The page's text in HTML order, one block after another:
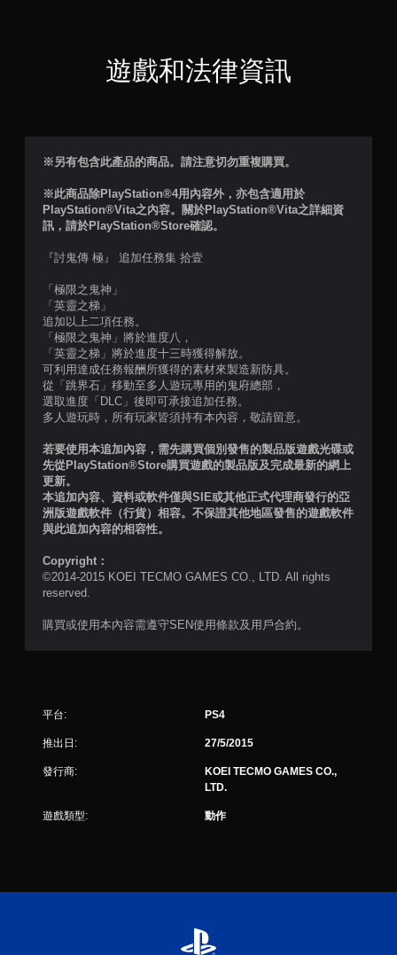
遊戲和法律資訊
※另有包含此產品的商品。請注意切勿重複購買。
※此商品除PlayStation®4用內容外，亦包含適用於
PlayStation®Vita之內容。關於PlayStation®Vita之詳細資
訊，請於PlayStation®Store確認。
『討鬼傳 極』 追加任務集 拾壹
「極限之鬼神」
「英靈之梯」
追加以上二項任務。
「極限之鬼神」將於進度八，
「英靈之梯」將於進度十三時獲得解放。
可利用達成任務報酬所獲得的素材來製造新防具。
從「跳界石」移動至多人遊玩專用的鬼府總部，
選取進度「DLC」後即可承接追加任務。
多人遊玩時，所有玩家皆須持有本內容，敬請留意。
若要使用本追加內容，需先購買個別發售的製品版遊戲光碟或
先從PlayStation®Store購買遊戲的製品版及完成最新的網上
更新。
本追加內容、資料或軟件僅與SIE或其他正式代理商發行的亞
洲版遊戲軟件（行貨）相容。不保證其他地區發售的遊戲軟件
與此追加內容的相容性。
Copyright：
©2014-2015 KOEI TECMO GAMES CO., LTD. All rights
reserved.
購買或使用本內容需遵守SEN使用條款及用戶合約。
平台: PS4
推出日: 27/5/2015
發行商:
KOEI TECMO GAMES CO.,
LTD.
遊戲類型: 動作